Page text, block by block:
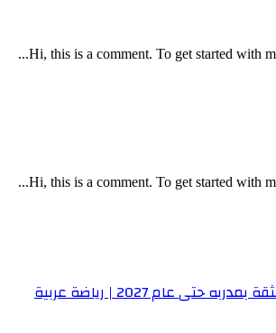
Hi, this is a comment. To get started with
Hi, this is a comment. To get started with
حتى عام 2027 | رياضة عربية